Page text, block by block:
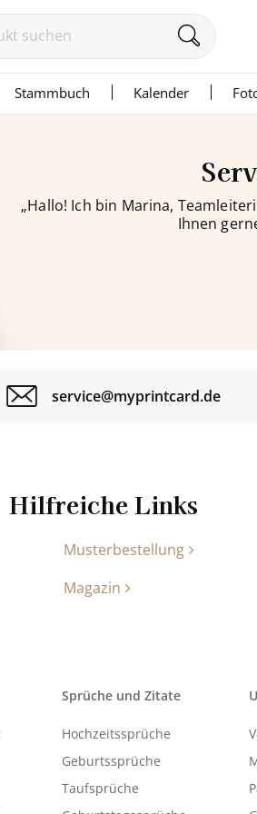
Stammbuch Kalender
„Hallo! Ich bin Marina,
Ihnen
service@myprintcard.de
Hilfreiche Links
Musterbestellung
Magazin
Sprüche und Zitate
Hochzeitssprüche
Geburtssprüche
Taufsprüche